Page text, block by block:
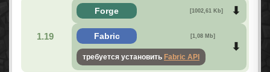
1.19
Forge [1002,61 Kb]
Fabric [1,08 Mb]
требуется установить Fabric API